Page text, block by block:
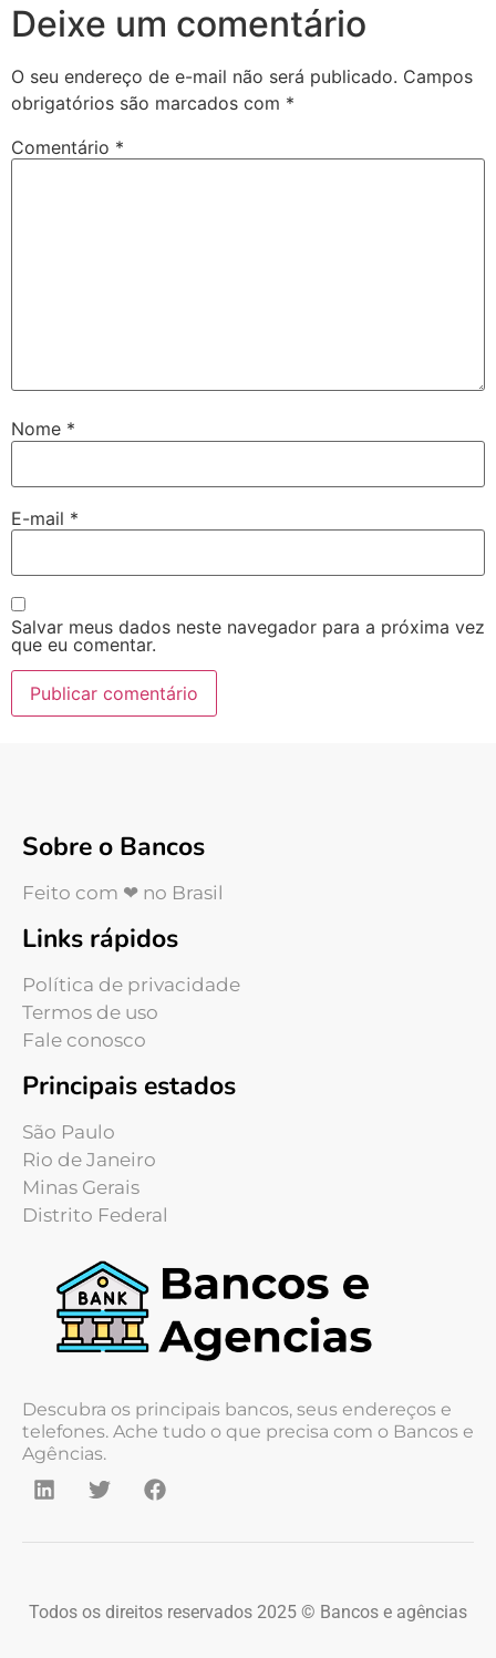
Deixe um comentário
O seu endereço de e-mail não será publicado. Campos
obrigatórios são marcados com *
Comentário *
Nome *
E-mail *
Salvar meus dados neste navegador para a próxima vez
que eu comentar.
Sobre o Bancos
Feito com ❤ no Brasil
Links rápidos
Política de privacidade
Termos de uso
Fale conosco
Principais estados
São Paulo
Rio de Janeiro
Minas Gerais
Distrito Federal
Descubra os principais bancos, seus endereços e
telefones. Ache tudo o que precisa com o Bancos e
Agências.
Todos os direitos reservados 2025 © Bancos e agências